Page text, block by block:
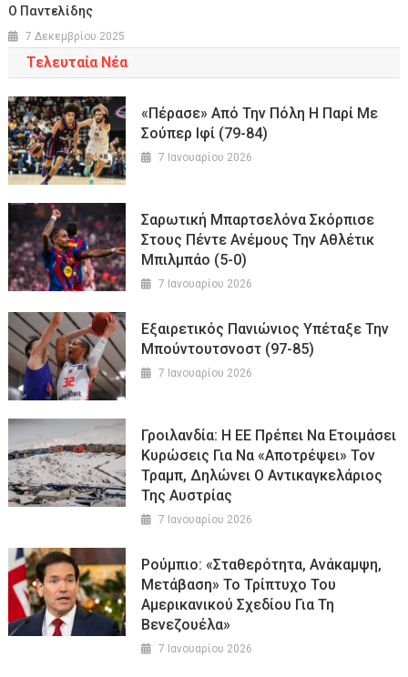
Ο Παντελίδης
7 Δεκεμβρίου 2025
Τελευταία Νέα
«Πέρασε» Από Την Πόλη Η Παρί Με
Σούπερ Ιφί (79-84)
7 Ιανουαρίου 2026
Σαρωτική Μπαρτσελόνα Σκόρπισε
Στους Πέντε Ανέμους Την Αθλέτικ
Μπιλμπάο (5-0)
7 Ιανουαρίου 2026
Εξαιρετικός Πανιώνιος Υπέταξε Την
Μπούντουτσνοστ (97-85)
7 Ιανουαρίου 2026
Γροιλανδία: Η ΕΕ Πρέπει Να Ετοιμάσει
Κυρώσεις Για Να «αποτρέψει» Τον
Τραμπ, Δηλώνει Ο Αντικαγκελάριος
Της Αυστρίας
7 Ιανουαρίου 2026
Ρούμπιο: «Σταθερότητα, Ανάκαμψη,
Μετάβαση» Το Τρίπτυχο Του
Αμερικανικού Σχεδίου Για Τη
Βενεζουέλα»
7 Ιανουαρίου 2026